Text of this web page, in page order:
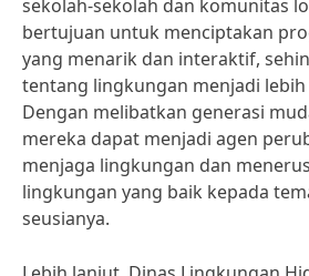
sekolah-sekolah dan komunitas
bertujuan untuk menciptakan
yang menarik dan interaktif,
tentang lingkungan menjadi
Dengan melibatkan generasi
mereka dapat menjadi agen
menjaga lingkungan dan
lingkungan yang baik kepada
seusianya.